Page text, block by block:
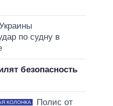
по судну в
безопасность
КОЛОНКА
Полис от